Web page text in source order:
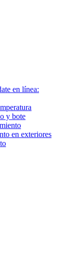
en línea:
y bote
en exteriores